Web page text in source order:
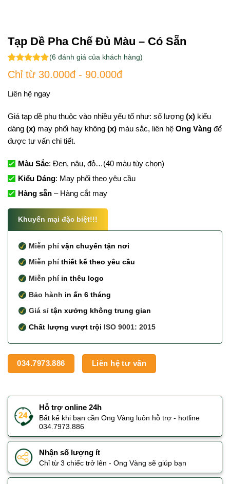
Tạp Dề Pha Chế Đủ Màu – Có Sẵn
5.00trên 5
dựa trên
6
(6 đánh giá của khách hàng)
Chỉ từ 30.000đ - 90.000đ
Liên hệ ngay
Giá tạp dề phụ thuộc vào nhiều yếu tố như: số lượng (x)kiểu
dáng (x)may phối hay không (x)màu sắc, liên hệ Ong Vàngđể
được tư vấn chi tiết.
Màu Sắc: Đen, nâu, đỏ…(40 màu tùy chọn)
Kiểu Dáng: May phối theo yêu cầu
Hàng sẵn– Hàng cắt may
Khuyến mại đặc biệt!!!
Miễn phívận chuyển tận nơi
Miễn phíthiết kế theo yêu cầu
Miễn phíin thêu logo
Bảo hành in ấn 6 tháng
Giá sỉtận xưởng không trung gian
Chất lượng vượt trội ISO 9001: 2015
034.7973.886 Liên hệ tư vấn
Hỗ trợ online 24h
Bất kể khi bạn cần Ong Vàng luôn hỗ trợ - hotline
034.7973.886
Nhận số lượng ít
Chỉ từ 3 chiếc trở lên - Ong Vàng sẽ giúp bạn